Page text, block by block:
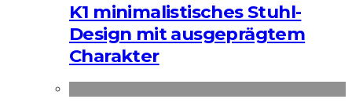
K1 minimalistisches Stuhl-
Design mit ausgeprägtem
Charakter